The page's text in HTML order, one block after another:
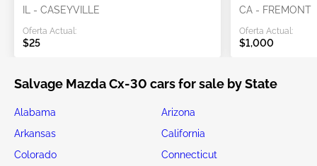
IL - CASEYVILLE
Oferta Actual:
$25
CA - FREMONT
Oferta Actual:
$1,000
Salvage Mazda Cx-30 cars for sale by State
Alabama
Arizona
Arkansas
California
Colorado
Connecticut